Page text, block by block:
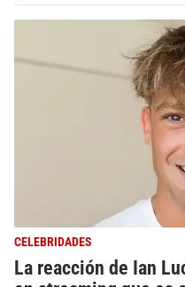
CELEBRIDADES
La reacción de Ian